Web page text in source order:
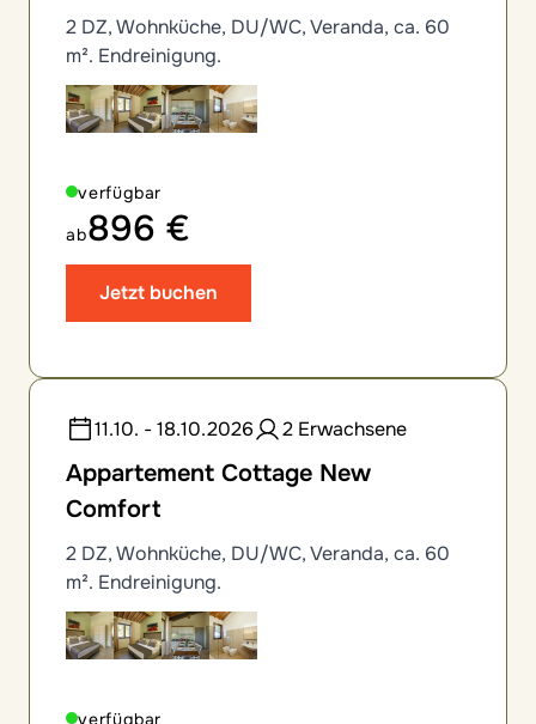
2 DZ, Wohnküche, DU/WC, Veranda, ca. 60
m². Endreinigung.
verfügbar
ab896 €
Jetzt buchen
11.10. - 18.10.2026 2 Erwachsene
Appartement Cottage New
Comfort
2 DZ, Wohnküche, DU/WC, Veranda, ca. 60
m². Endreinigung.
verfügbar